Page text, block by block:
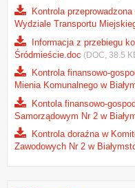
Kontrola
Wydziale Transportu
Informacja z przebiegu
Śródmieście.doc (DOC, 38.5
Kontrola finansowo-
Mienia Komunalnego w
Kontola finansowo-
Samorządowym Nr 2 w
Kontrola doraźna w
Zawodowych Nr 2 w